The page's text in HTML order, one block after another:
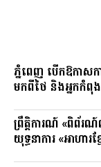
ភ្នំពេញ បើកឱកាស
មកពីថៃ និងអ្នកកំពុងស្
ព្រឹត្តិការណ៍ «ពិព័រណ៍
យុទ្ធនាការ «អាហារខ្ម